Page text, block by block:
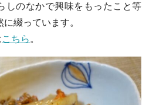
しのなかで興味をもったこと等
綴っています。
こちら 。